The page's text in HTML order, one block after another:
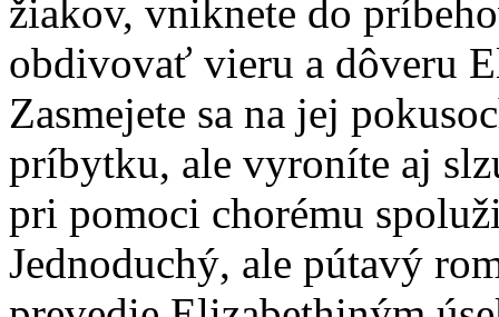
žiakov, vniknete do
obdivovať vieru a dôveru
Zasmejete sa na jej
príbytku, ale vyroníte aj
pri pomoci chorému
Jednoduchý, ale pútavý